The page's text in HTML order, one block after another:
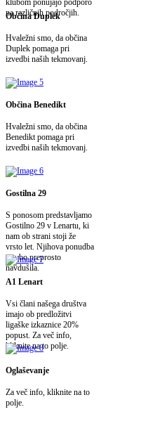
na različnih področjih.
Občina Duplek
Hvaležni smo, da občina
Duplek pomaga pri
izvedbi naših tekmovanj.
Občina Benedikt
Hvaležni smo, da občina
Benedikt pomaga pri
izvedbi naših tekmovanj.
Gostilna 29
S ponosom predstavljamo
Gostilno 29 v Lenartu, ki
nam ob strani stoji že
vrsto let. Njihova ponudba
vas bo preprosto
navdušila.
A1 Lenart
Vsi člani našega društva
imajo ob predložitvi
ligaške izkaznice 20%
popust. Za več info,
kliknite na to polje.
Oglaševanje
Za več info, kliknite na to
polje.